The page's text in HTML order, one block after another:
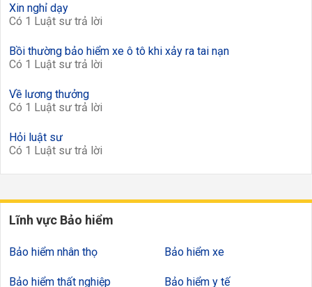
Xin nghỉ dạy
Có 1 Luật sư trả lời
Bồi thường bảo hiểm xe ô tô khi xảy ra tai nạn
Có 1 Luật sư trả lời
Về lương thưởng
Có 1 Luật sư trả lời
Hỏi luật sư
Có 1 Luật sư trả lời
Lĩnh vực Bảo hiểm
Bảo hiểm nhân thọ
Bảo hiểm thất nghiệp
Bảo hiểm xe
Bảo hiểm y tế